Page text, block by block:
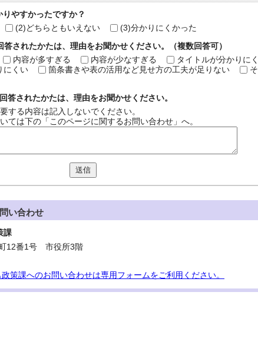
やすかったですか？
(2)どちらともいえない (3)分かりにくかった
されたかたは、理由をお聞かせください。（複数回答可）
内容が多すぎる 内容が少なすぎる
タイトルが分かりにく
にくい 箇条書きや表の活用など見せ方の工夫が足りない
そ
答されたかたは、理由をお聞かせください。
する内容は記入しないでください。
ては下の「このページに関するお問い合わせ」へ。
送信
い合わせ
課
12番1号 市役所3階
策課へのお問い合わせは専用フォームをご利用ください。